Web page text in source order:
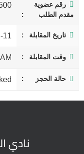
رقم عضوية
مقدم الطلب
تاريخ المقابلة 11
وقت المقابلة
حالة الحجز
نادي